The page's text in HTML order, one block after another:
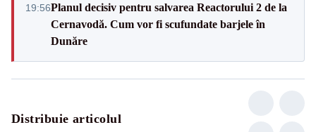
19:56Planul decisiv pentru salvarea Reactorului 2 de la
Cernavodă. Cum vor fi scufundate barjele în
Dunăre
Distribuie articolul